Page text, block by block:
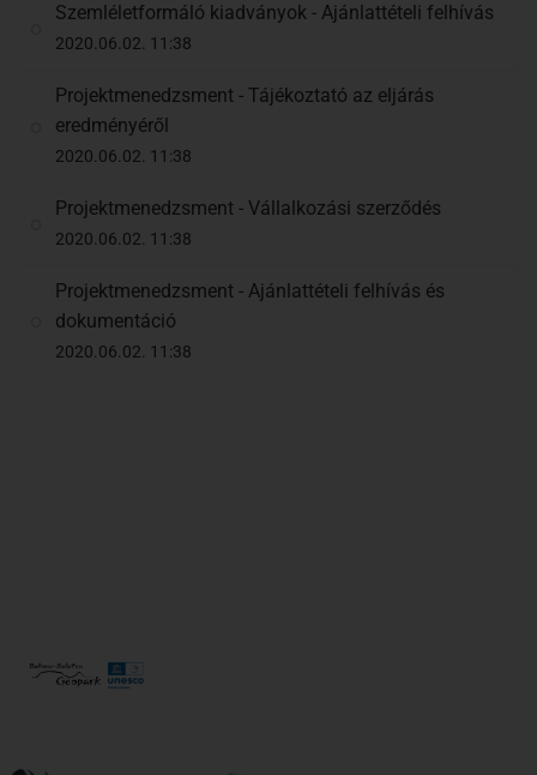
Szemléletformáló kiadványok - Ajánlattételi felhívás
2020.06.02. 11:38
Projektmenedzsment - Tájékoztató az eljárás
eredményéről
2020.06.02. 11:38
Projektmenedzsment - Vállalkozási szerződés
2020.06.02. 11:38
Projektmenedzsment - Ajánlattételi felhívás és
dokumentáció
2020.06.02. 11:38